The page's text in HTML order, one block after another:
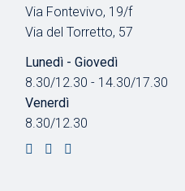
Via Fontevivo, 19/f
Via del Torretto, 57
Lunedì - Giovedì
8.30/12.30 - 14.30/17.30
Venerdì
8.30/12.30